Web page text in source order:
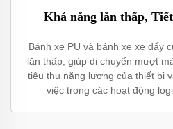
Khả năng lăn thấp,
Bánh xe PU và bánh xe xe đẩy
lăn thấp, giúp di chuyển mượt
tiêu thụ năng lượng của thiết bị
việc trong các hoạt động